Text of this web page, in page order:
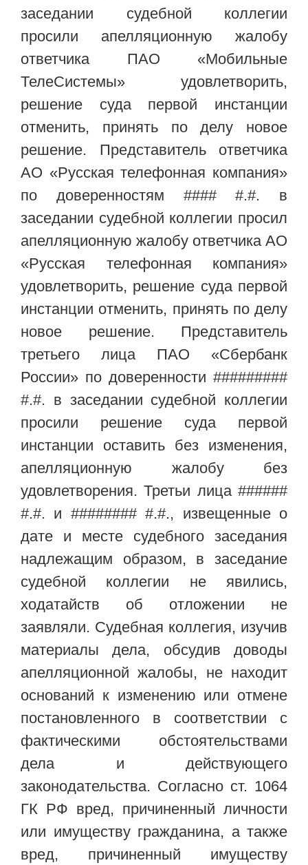
заседании судебной коллегии
просили апелляционную жалобу
ответчика ПАО «Мобильные
ТелеСистемы» удовлетворить,
решение суда первой инстанции
отменить, принять по делу новое
решение. Представитель ответчика
АО «Русская телефонная компания»
по доверенностям #### #.#. в
заседании судебной коллегии просил
апелляционную жалобу ответчика АО
«Русская телефонная компания»
удовлетворить, решение суда первой
инстанции отменить, принять по делу
новое решение. Представитель
третьего лица ПАО «Сбербанк
России» по доверенности #########
#.#. в заседании судебной коллегии
просили решение суда первой
инстанции оставить без изменения,
апелляционную жалобу без
удовлетворения. Третьи лица ######
#.#. и ######## #.#., извещенные о
дате и месте судебного заседания
надлежащим образом, в заседание
судебной коллегии не явились,
ходатайств об отложении не
заявляли. Судебная коллегия, изучив
материалы дела, обсудив доводы
апелляционной жалобы, не находит
оснований к изменению или отмене
постановленного в соответствии с
фактическими обстоятельствами
дела и действующего
законодательства. Согласно ст. 1064
ГК РФ вред, причиненный личности
или имуществу гражданина, а также
вред, причиненный имуществу